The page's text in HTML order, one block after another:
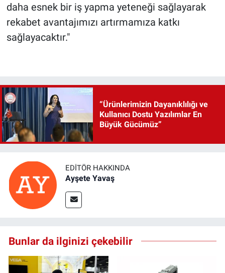
daha esnek bir iş yapma yeteneği sağlayarak
rekabet avantajımızı artırmamıza katkı
sağlayacaktır."
“Ürünlerimizin Dayanıklılığı ve
Kullanıcı Dostu Yazılımlar En
Büyük Gücümüz”
EDITÖR HAKKINDA
Ayşete Yavaş
Bunlar da ilginizi çekebilir